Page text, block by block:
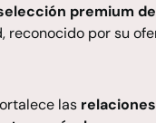
premium
reconocido por su
las